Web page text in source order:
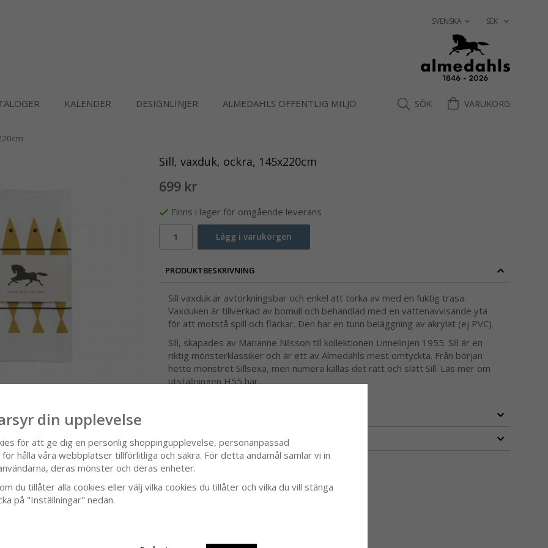
KALENDER DESIGNLINJER ALMEDAHLS OFFENTLIG MILJÖ SÖK VARUKORG
Sill, vaxduk, ockra, 145x220cm
699 kr
Finns i lager för omgående leverans
Lägg i varukorgen
PRODUKTBESKRIVNING
Sill vaxduk är avtorkningsbar och enkel att torka av med en fuktig trasa.
Vaxduken är tillverkad av bomull och behandlad med en vattenavvisande yta
för att motstå spill och fläckar. Den har en tunn beläggning av akrylat (ej PVC).
Sill, skapades av Marianne Nilsson till kollektionen Linnelinjen 1955. Sill är en
riktig mönsterklassiker och är ett av Almedahls mest omtyckta. Från början
hette mönstret Sillsexa, men numera kallas det rätt och slätt Sill. Läs mer om
utställningen H55 här.
RECENSIONER
din upplevelse
för att ge dig en personlig shoppingupplevelse, personanpassad
hålla våra webbplatser tillförlitliga och säkra. För detta ändamål samlar vi in
deras mönster och deras enheter.
du tillåter alla cookies eller välj vilka cookies du tillåter och vilka du vill stänga
på "Inställningar" nedan.